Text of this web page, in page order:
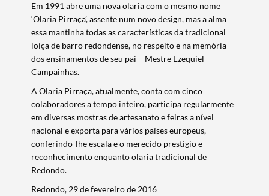
Categorias gerais
Filtros
Em 1991 abre uma nova olaria com o mesmo nome
‘Olaria Pirraça’, assente num novo design, mas a alma
essa mantinha todas as características da tradicional
loiça de barro redondense, no respeito e na memória
dos ensinamentos de seu pai – Mestre Ezequiel
Campainhas.
A Olaria Pirraça, atualmente, conta com cinco
colaboradores a tempo inteiro, participa regularmente
em diversas mostras de artesanato e feiras a nível
nacional e exporta para vários países europeus,
conferindo-lhe escala e o merecido prestígio e
reconhecimento enquanto olaria tradicional de
Redondo.
Redondo, 29 de fevereiro de 2016